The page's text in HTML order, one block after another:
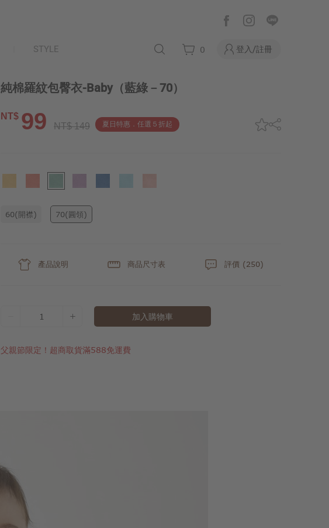
STYLE 0 登入/註冊
純棉羅紋包臀衣-Baby （藍綠－70）
NT$ 99 NT$ 149 夏日特惠．任選５折起
60(開襟) 70(圓領)
產品說明 商品尺寸表 評價 (250)
1 加入購物車
父親節限定！超商取貨滿588免運費